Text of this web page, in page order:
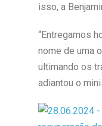
isso, a
“Entregamos
nome de uma
ultimando os
adiantou o